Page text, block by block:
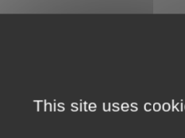
This site uses